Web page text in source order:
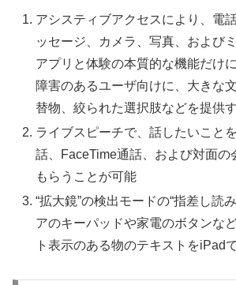
アシスティブアクセスにより、電
ッセージ、カメラ、写真、および
アプリと体験の本質的な機能だけ
障害のあるユーザ向けに、大きな
替物、絞られた選択肢などを提供
ライブスピーチで、話したいこと
話、FaceTime通話、および対面の
もらうことが可能
“拡大鏡”の検出モードの“指差し読
アのキーパッドや家電のボタンな
ト表示のある物のテキストをiPad